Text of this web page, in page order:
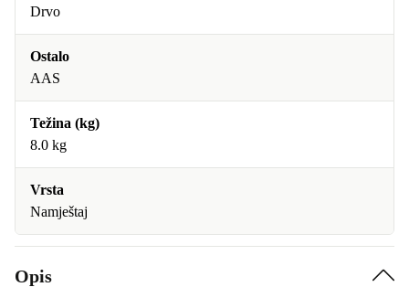
Drvo
Ostalo
AAS
Težina (kg)
8.0 kg
Vrsta
Namještaj
Opis